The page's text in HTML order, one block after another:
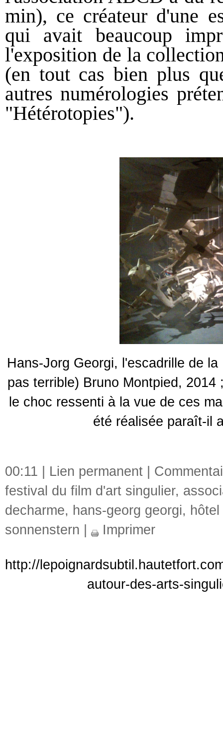
min), ce créateur d'une
qui avait beaucoup
l'exposition de la
(en tout cas bien plus
autres numérologies
"Hétérotopies").
Hans-Jorg Georgi, l'escadrille de
pas terrible) Bruno Montpied,
le choc ressenti à la vue de ces
été réalisée paraît-il
00:11 | Lien permanent
festival du film d'art singulier,
decharme, hans-georg georgi,
sonnenstern
Imprimer
http://
autour-des-arts-